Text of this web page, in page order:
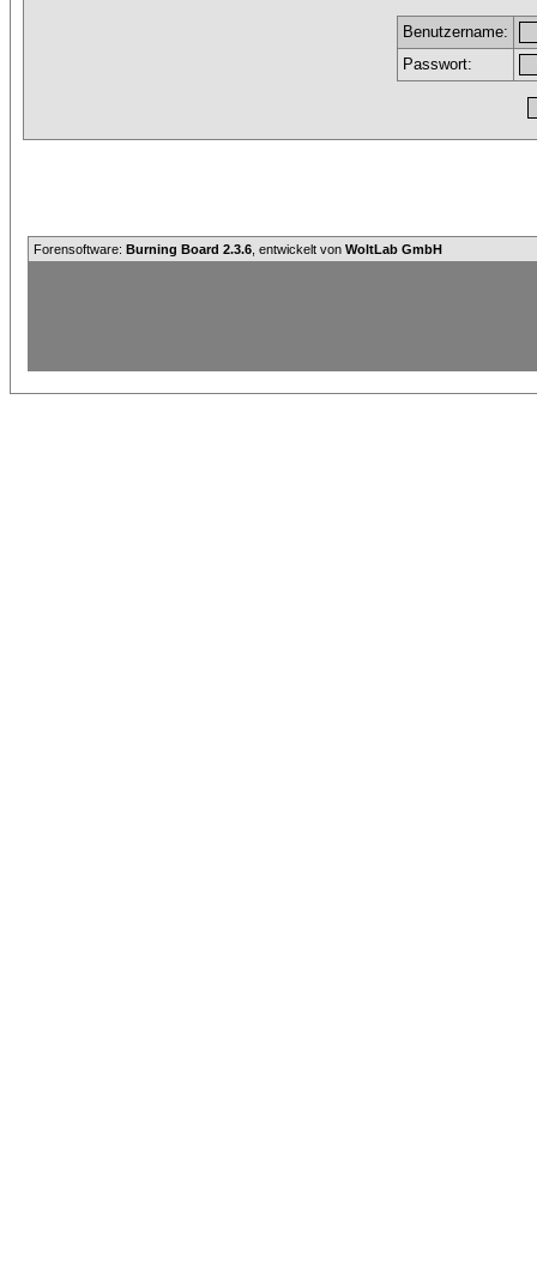
Benutzername:
Passwort:
Forensoftware: Burning Board 2.3.6 , entwickelt von WoltLab GmbH